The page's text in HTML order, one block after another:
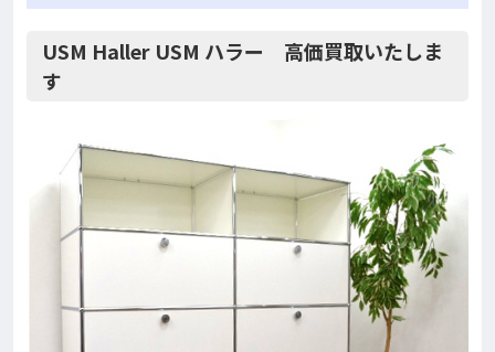
USM Haller USM ハラー 高価買取いたしま
す